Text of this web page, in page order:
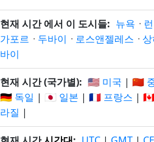
현재 시간 에서 이 도시들: 뉴욕 ·
가포르 · 두바이 · 로스앤젤레스 ·
바이
현재 시간 (국가별): 🇺🇸 미국 | 🇨🇳
🇩🇪 독일 | 🇯🇵 일본 | 🇫🇷 프랑스 |
라질 |